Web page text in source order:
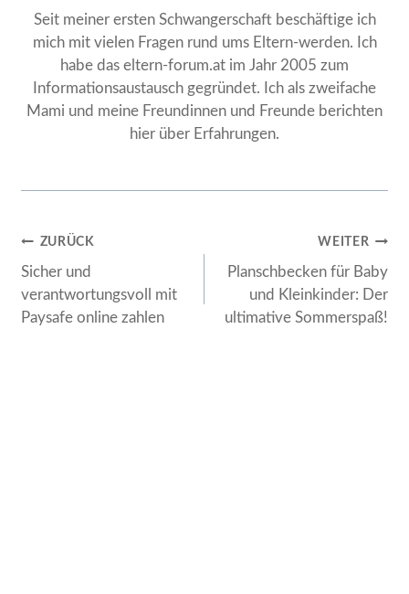
Seit meiner ersten Schwangerschaft beschäftige ich
mich mit vielen Fragen rund ums Eltern-werden. Ich
habe das eltern-forum.at im Jahr 2005 zum
Informationsaustausch gegründet. Ich als zweifache
Mami und meine Freundinnen und Freunde berichten
hier über Erfahrungen.
Beitragsnavigation
ZURÜCK
Sicher und
verantwortungsvoll mit
Paysafe online zahlen
WEITER
Planschbecken für Baby
und Kleinkinder: Der
ultimative Sommerspaß!